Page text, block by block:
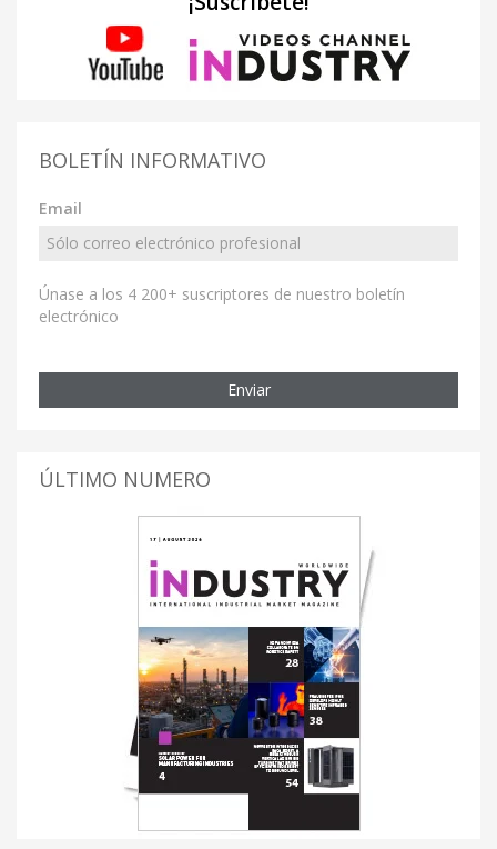
BOLETÍN INFORMATIVO
Email
Únase a los 4 200+ suscriptores de nuestro boletín
electrónico
Enviar
ÚLTIMO NUMERO